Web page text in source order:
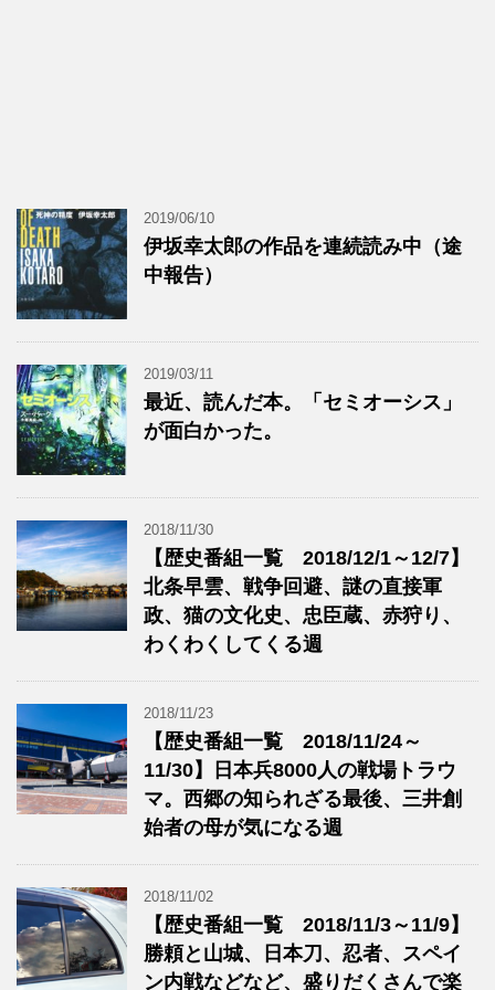
2019/06/10
伊坂幸太郎の作品を連続読み中（途
中報告）
2019/03/11
最近、読んだ本。「セミオーシス」
が面白かった。
2018/11/30
【歴史番組一覧 2018/12/1～12/7】
北条早雲、戦争回避、謎の直接軍
政、猫の文化史、忠臣蔵、赤狩り、
わくわくしてくる週
2018/11/23
【歴史番組一覧 2018/11/24～
11/30】日本兵8000人の戦場トラウ
マ。西郷の知られざる最後、三井創
始者の母が気になる週
2018/11/02
【歴史番組一覧 2018/11/3～11/9】
勝頼と山城、日本刀、忍者、スペイ
ン内戦などなど、盛りだくさんで楽